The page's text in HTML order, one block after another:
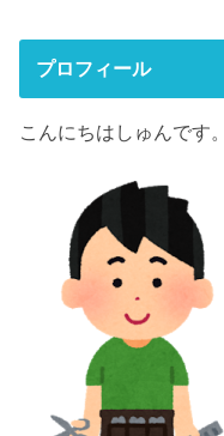
プロフィール
こんにちはしゅんです。